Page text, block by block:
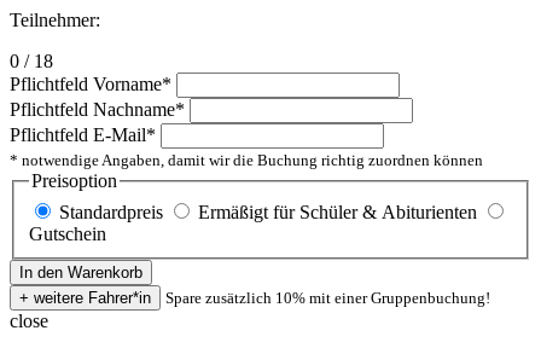
Teilnehmer:
0 / 18
Pflichtfeld Vorname*
Pflichtfeld Nachname*
Pflichtfeld E-Mail*
* notwendige Angaben, damit wir die Buchung richtig zuordnen können
Preisoption
Standardpreis
Ermäßigt für Schüler & Abiturienten
Gutschein
Spare zusätzlich 10% mit einer Gruppenbuchung!
close